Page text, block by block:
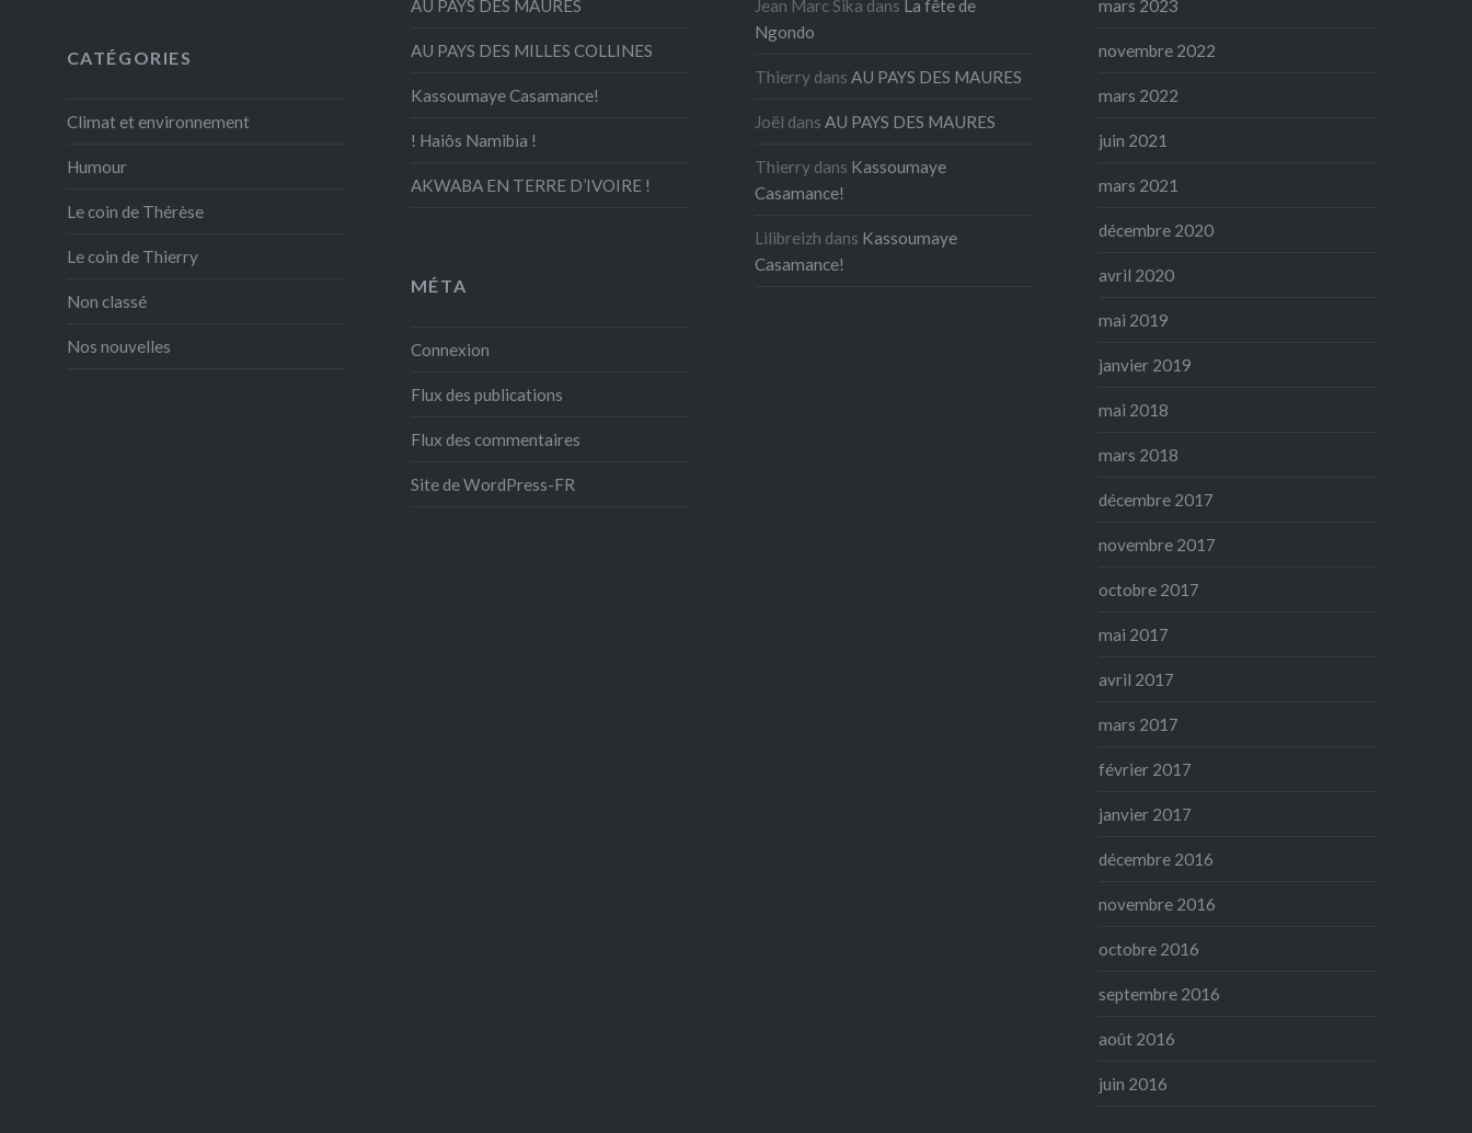
AU PAYS DES MAURES
AU PAYS DES MILLES COLLINES
Kassoumaye Casamance!
! Haiôs Namibia !
AKWABA EN TERRE D’IVOIRE !
Jean Marc Sika dans La fête de
Ngondo
Thierry dansAU PAYS DES MAURES
Joël dansAU PAYS DES MAURES
Thierry dans Kassoumaye
Casamance!
Lilibreizh dans Kassoumaye
Casamance!
mars 2023
novembre 2022
mars 2022
juin 2021
mars 2021
décembre 2020
avril 2020
mai 2019
janvier 2019
mai 2018
mars 2018
décembre 2017
novembre 2017
octobre 2017
mai 2017
avril 2017
mars 2017
février 2017
janvier 2017
décembre 2016
novembre 2016
octobre 2016
septembre 2016
août 2016
juin 2016
CATÉGORIES
Climat et environnement
Humour
Le coin de Thérèse
Le coin de Thierry
Non classé
Nos nouvelles
MÉTA
Connexion
Flux des publications
Flux des commentaires
Site de WordPress-FR